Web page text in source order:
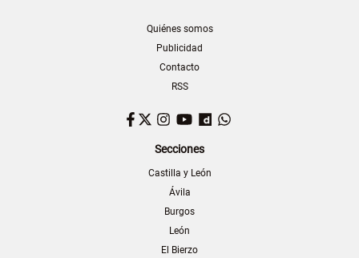
Quiénes somos
Publicidad
Contacto
RSS
Facebook
TwitterInstagram
YouTubeDailymotion
Secciones
Castilla y León
Ávila
Burgos
León
El Bierzo